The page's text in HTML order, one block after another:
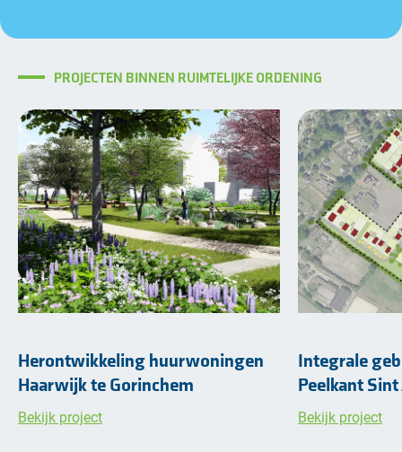
PROJECTEN BINNEN RUIMTELIJKE ORDENING
Herontwikkeling huurwoningen
Haarwijk te Gorinchem
Bekijk project
Integrale
Peelkant
Bekijk project